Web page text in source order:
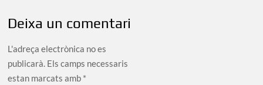
Deixa un comentari
L'adreça electrònica no es
publicarà. Els camps necessaris
estan marcats amb *